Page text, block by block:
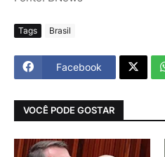
Tags Brasil
Facebook
VOCÊ PODE GOSTAR